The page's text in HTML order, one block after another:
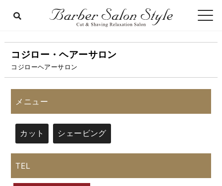
コジロー・ヘアーサロン
コジローヘアーサロン
メニュー
カット シェービング
TEL